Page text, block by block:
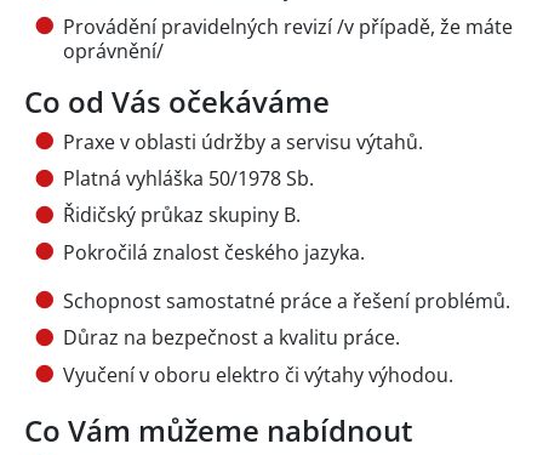
Provádění pravidelných revizí /v případě, že máte
oprávnění/
Co od Vás očekáváme
Praxe v oblasti údržby a servisu výtahů.
Platná vyhláška 50/1978 Sb.
Řidičský průkaz skupiny B.
Pokročilá znalost českého jazyka.
Schopnost samostatné práce a řešení problémů.
Důraz na bezpečnost a kvalitu práce.
Vyučení v oboru elektro či výtahy výhodou.
Co Vám můžeme nabídnout